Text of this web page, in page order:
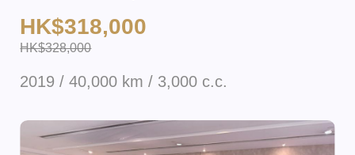
HK$318,000
HK$328,000
2019 / 40,000 km / 3,000 c.c.